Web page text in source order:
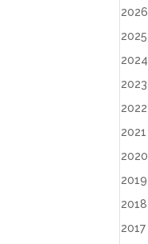
2026
2025
2024
2023
2022
2021
2020
2019
2018
2017